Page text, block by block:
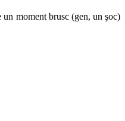
moment brusc (gen, un şoc)